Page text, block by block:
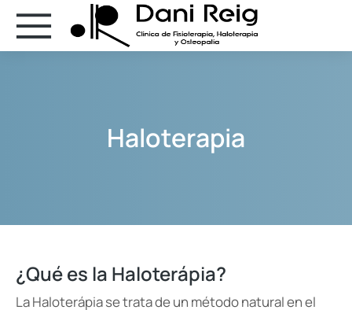
Haloterapia
¿Qué es la Haloterápia?
La Haloterápia se trata de un método natural en el